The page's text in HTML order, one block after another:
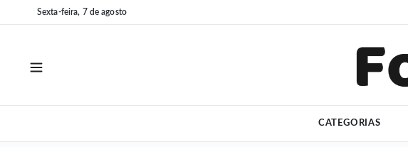
para
para
Sexta-feira, 7 de agosto
CATEGORIAS